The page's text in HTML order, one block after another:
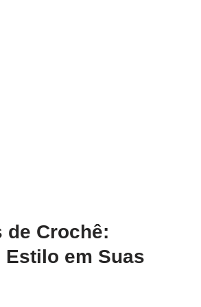
de Crochê:
Estilo em Suas